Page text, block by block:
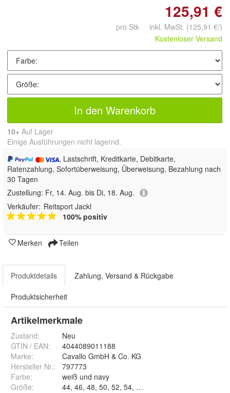
125,91 €
pro Stk inkl. MwSt. (125,91 €/)
Kostenloser Versand
In den Warenkorb
10+ Auf Lager
Einige Ausführungen nicht lagernd.
, Lastschrift, Kreditkarte, Debitkarte,
Ratenzahlung, Sofortüberweisung, Überweisung, Bezahlung nach
30 Tagen
Zustellung: Fr, 14. Aug. bis Di, 18. Aug.
Verkäufer: Reitsport Jackl
100% positiv
Merken Teilen
Produktdetails Zahlung, Versand & Rückgabe
Produktsicherheit
Artikelmerkmale
Zustand:
Neu
GTIN / EAN:
4044089011188
Marke:
Cavallo GmbH & Co. KG
Hersteller Nr.:
797773
Farbe:
weiß und navy
Größe: